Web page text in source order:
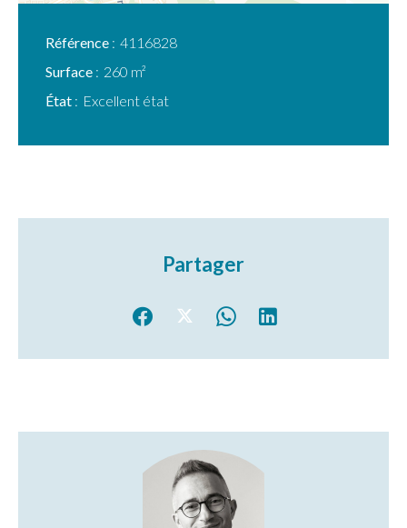
Référence
4116828
Surface
260 m²
État
Excellent état
Partager